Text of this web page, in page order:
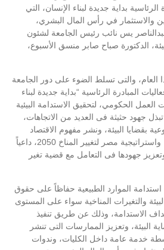
الرئاسية بداية جديدة لبناء الإنسان، التي
والاستثمار في رأس المال البشري،
عبدالناصر يس نائب رئيس الجامعة لشئون
الدكتورة صباح صابر منسق الأسبوع،
العام، والتى تسلط الضوء على دور الجامعة
المبادرة الرئاسية “بداية جديدة لبناء
العمل الحكومي، لتحقيق الاستدامة البيئية
مؤكداً على أن إدارة الجامعة تبذل جهود حثيثة فى العديد من الاتجاهات،
البيئة، ونشر مفهوم الاقتصاد
الأخضر، لضمان حقوق الأجيال القادمة فى الموارد الطبيعية، وتطبيق نظم الاستدامة البيئية، واستراتيجية مصر لتغيير المناخ 2050، داعياً
جهودها فى التعامل مع قضية تغير
الموارد الطبيعية حفاظاً على حقوق
والتغيرات المناخية سواء على المستوى
الاستدامة، وذلك عن طريق تنفيذ
البيئة، وتعزيز الممارسات التى تنشر
خدمة عامة داخل الكليات، وندوات